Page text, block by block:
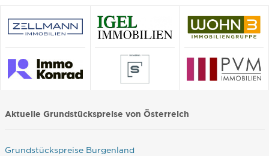
Aktuelle Grundstückspreise von Österreich
Grundstückspreise Burgenland